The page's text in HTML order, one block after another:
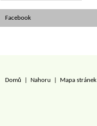
Facebook
Domů Nahoru Mapa stránek